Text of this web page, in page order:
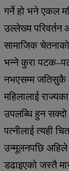
गर्ने हो भने एकल
उल्लेख्य परिवर्तन
सामाजिक चेतनाको
भन्ने कुरा
नभएसम्म जतिसुकै
महिलालाई
उपलब्धि हुन
पत्नीलाई त्यही
उन्मूलनपछि अहिले
डढाइएको जस्तै